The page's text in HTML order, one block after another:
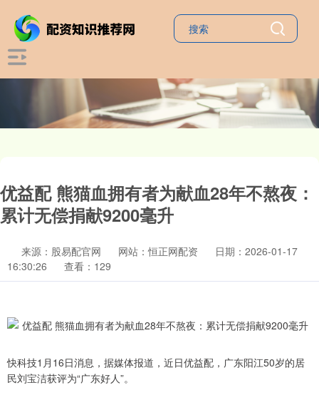
优益配 熊猫血拥有者为献血28年不熬夜：
累计无偿捐献9200毫升
来源：股易配官网 网站：恒正网配资
日期：2026-01-17
16:30:26
查看：129
快科技1月16日消息，据媒体报道，近日优益配，广东阳江50岁的居
民刘宝洁获评为“广东好人”。